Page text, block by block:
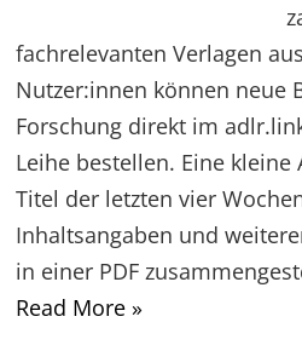
fachrelevanten Verlagen
Nutzer:innen können neue
Forschung direkt im
Leihe bestellen. Eine
Titel der letzten vier
Inhaltsangaben und
in einer PDF
Read More »